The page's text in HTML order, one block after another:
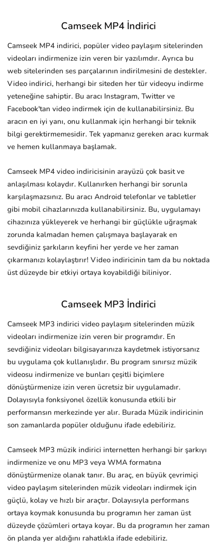
Camseek MP4 İndirici
Camseek MP4 indirici, popüler video paylaşım sitelerinden
videoları indirmenize izin veren bir yazılımdır. Ayrıca bu
web sitelerinden ses parçalarının indirilmesini de destekler.
Video indirici, herhangi bir siteden her tür videoyu indirme
yeteneğine sahiptir. Bu aracı Instagram, Twitter ve
Facebook'tan video indirmek için de kullanabilirsiniz. Bu
aracın en iyi yanı, onu kullanmak için herhangi bir teknik
bilgi gerektirmemesidir. Tek yapmanız gereken aracı kurmak
ve hemen kullanmaya başlamak.
Camseek MP4 video indiricisinin arayüzü çok basit ve
anlaşılması kolaydır. Kullanırken herhangi bir sorunla
karşılaşmazsınız. Bu aracı Android telefonlar ve tabletler
gibi mobil cihazlarınızda kullanabilirsiniz. Bu, uygulamayı
cihazınıza yükleyerek ve herhangi bir güçlükle uğraşmak
zorunda kalmadan hemen çalışmaya başlayarak en
sevdiğiniz şarkıların keyfini her yerde ve her zaman
çıkarmanızı kolaylaştırır! Video indiricinin tam da bu noktada
üst düzeyde bir etkiyi ortaya koyabildiği biliniyor.
Camseek MP3 İndirici
Camseek MP3 indirici video paylaşım sitelerinden müzik
videoları indirmenize izin veren bir programdır. En
sevdiğiniz videoları bilgisayarınıza kaydetmek istiyorsanız
bu uygulama çok kullanışlıdır. Bu program sınırsız müzik
videosu indirmenize ve bunları çeşitli biçimlere
dönüştürmenize izin veren ücretsiz bir uygulamadır.
Dolayısıyla fonksiyonel özellik konusunda etkili bir
performansın merkezinde yer alır. Burada Müzik indiricinin
son zamanlarda popüler olduğunu ifade edebiliriz.
Camseek MP3 müzik indirici internetten herhangi bir şarkıyı
indirmenize ve onu MP3 veya WMA formatına
dönüştürmenize olanak tanır. Bu araç, en büyük çevrimiçi
video paylaşım sitelerinden müzik videoları indirmek için
güçlü, kolay ve hızlı bir araçtır. Dolayısıyla performans
ortaya koymak konusunda bu programın her zaman üst
düzeyde çözümleri ortaya koyar. Bu da programın her zaman
ön planda yer aldığını rahatlıkla ifade edebiliriz.